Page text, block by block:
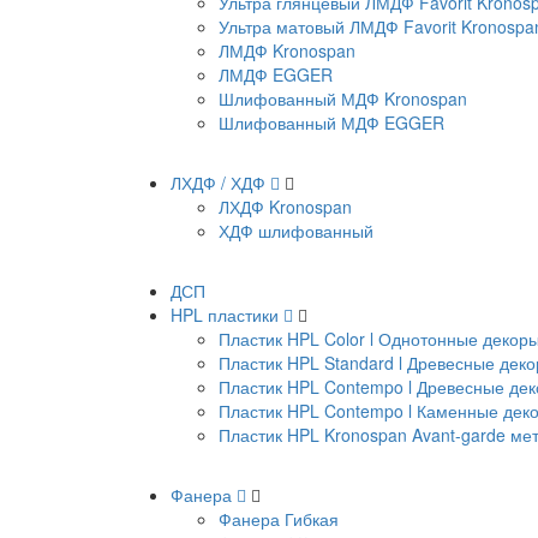
Ультра матовый ЛМДФ Favorit
ЛМДФ Kronospan
ЛМДФ EGGER
Шлифованный МДФ Kronospan
Шлифованный МДФ EGGER
ЛХДФ / ХДФ
ЛХДФ Kronospan
ХДФ шлифованный
ДСП
HPL пластики
Пластик HPL Color l Однотонные декоры
Пластик HPL Standard l Древесные
Пластик HPL Contempo l Древесные
Пластик HPL Contempo l Каменные
Пластик HPL Kronospan Avant-garde
Фанера
Фанера Гибкая